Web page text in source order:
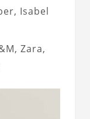
Isabel
Zara,